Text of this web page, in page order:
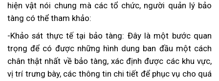
hiện vật nói chung mà các tổ chức, người quản lý bảo
tàng có thể tham khảo:
-Khảo sát thực tế tại bảo tàng: Đây là một bước quan
trọng để có được những hình dung ban đầu một cách
chân thật nhất về bảo tàng, xác định được các khu vực,
vị trí trưng bày, các thông tin chi tiết để phục vụ cho quá